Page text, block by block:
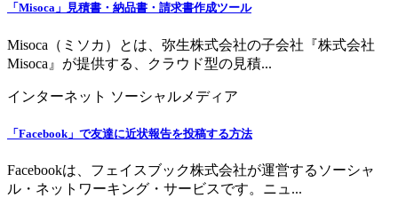
「Misoca」見積書・納品書・請求書作成ツール
Misoca（ミソカ）とは、弥生株式会社の子会社『株式会社
Misoca』が提供する、クラウド型の見積...
インターネット ソーシャルメディア
「Facebook」で友達に近状報告を投稿する方法
Facebookは、フェイスブック株式会社が運営するソーシャ
ル・ネットワーキング・サービスです。ニュ...